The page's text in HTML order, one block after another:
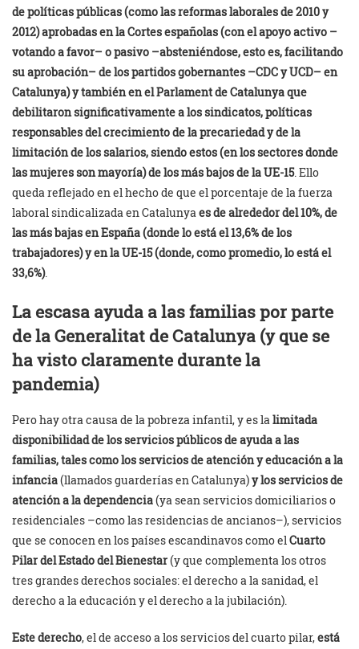
de políticas públicas (como las reformas laborales de 2010 y
2012) aprobadas en la Cortes españolas (con el apoyo activo –
votando a favor– o pasivo –absteniéndose, esto es, facilitando
su aprobación– de los partidos gobernantes –CDC y UCD– en
Catalunya) y también en el Parlament de Catalunya que
debilitaron significativamente a los sindicatos, políticas
responsables del crecimiento de la precariedad y de la
limitación de los salarios, siendo estos (en los sectores donde
las mujeres son mayoría) de los más bajos de la UE-15. Ello
queda reflejado en el hecho de que el porcentaje de la fuerza
laboral sindicalizada en Catalunyaes de alrededor del 10%, de
las más bajas en España (donde lo está el 13,6% de los
trabajadores) y en la UE-15 (donde, como promedio, lo está el
33,6%).
La escasa ayuda a las familias por parte
de la Generalitat de Catalunya (y que se
ha visto claramente durante la
pandemia)
Pero hay otra causa de la pobreza infantil, y es lalimitada
disponibilidad de los servicios públicos de ayuda a las
familias, tales como los servicios de atención y educación a la
infancia(llamados guarderías en Catalunya)y los servicios de
atención a la dependencia(ya sean servicios domiciliarios o
residenciales –como las residencias de ancianos–), servicios
que se conocen en los países escandinavos como elCuarto
Pilar del Estado del Bienestar(y que complementa los otros
tres grandes derechos sociales: el derecho a la sanidad, el
derecho a la educación y el derecho a la jubilación).
Este derecho, el de acceso a los servicios del cuarto pilar,está